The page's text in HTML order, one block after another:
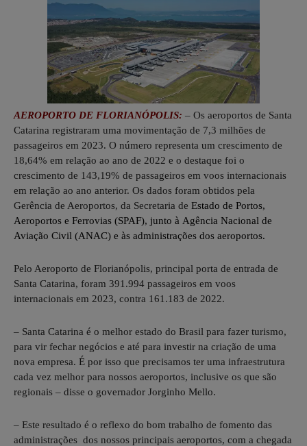
AEROPORTO DE FLORIANÓPOLIS: – Os aeroportos de Santa
Catarina registraram uma movimentação de 7,3 milhões de
passageiros em 2023. O número representa um crescimento de
18,64% em relação ao ano de 2022 e o destaque foi o
crescimento de 143,19% de passageiros em voos internacionais
em relação ao ano anterior. Os dados foram obtidos pela
Gerência de Aeroportos, da Secretaria de Estado de Portos,
Aeroportos e Ferrovias (SPAF), junto à Agência Nacional de
Aviação Civil (ANAC) e às administrações dos aeroportos.
Pelo Aeroporto de Florianópolis, principal porta de entrada de
Santa Catarina, foram 391.994 passageiros em voos
internacionais em 2023, contra 161.183 de 2022.
– Santa Catarina é o melhor estado do Brasil para fazer turismo,
para vir fechar negócios e até para investir na criação de uma
nova empresa. É por isso que precisamos ter uma infraestrutura
cada vez melhor para nossos aeroportos, inclusive os que são
regionais – disse o governador Jorginho Mello.
– Este resultado é o reflexo do bom trabalho de fomento das
administrações dos nossos principais aeroportos, com a chegada